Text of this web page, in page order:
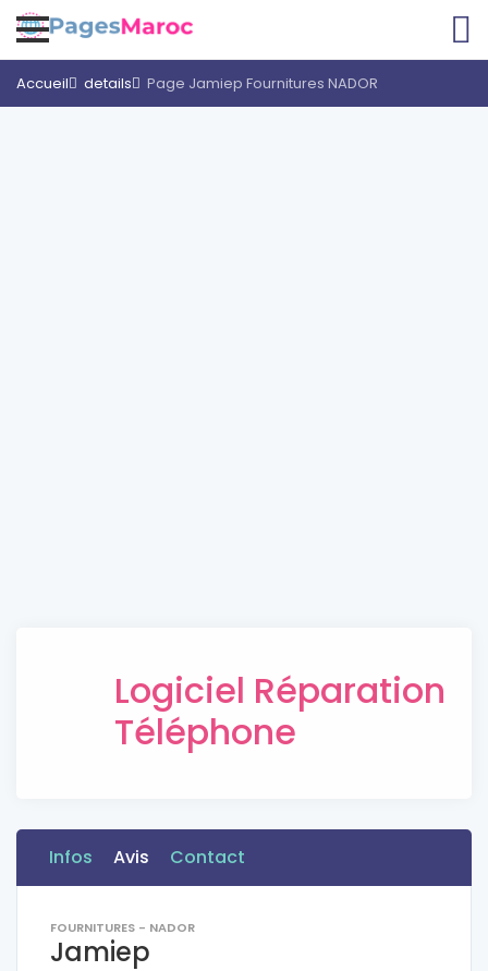
Accueil details Page Jamiep Fournitures NADOR
Logiciel Réparation
Téléphone
Infos Avis Contact
FOURNITURES - NADOR
Jamiep